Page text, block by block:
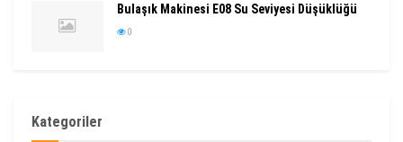
Bulaşık Makinesi E08 Su Seviyesi Düşüklüğü
0
Kategoriler